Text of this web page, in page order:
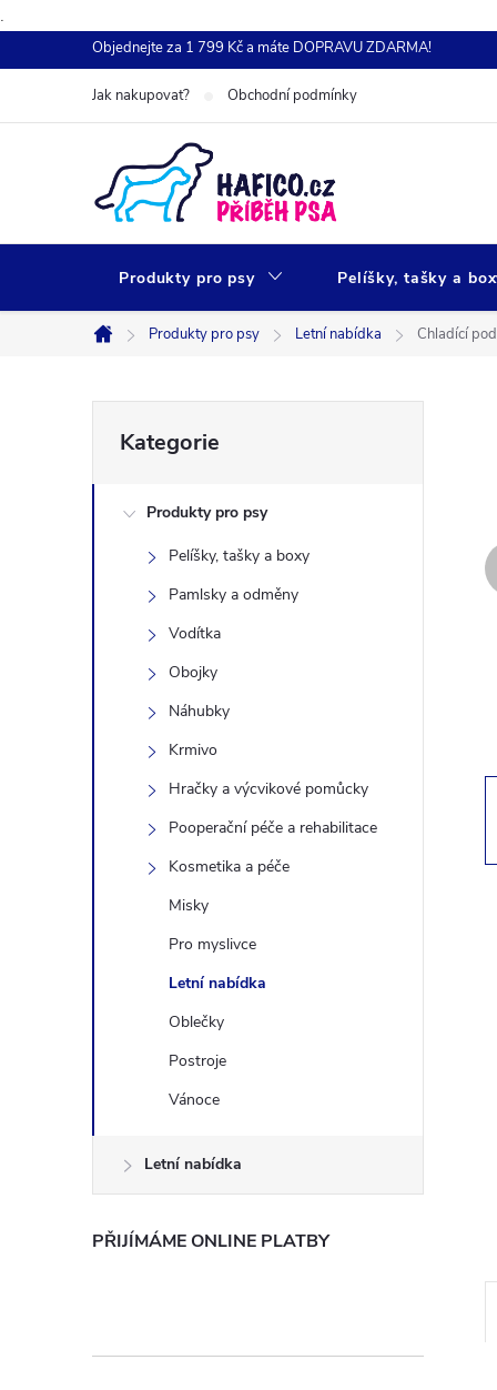
.
na
Objednejte za 1 799 Kč a máte DOPRAVU ZDARMA!
Jak nakupovat? Obchodní podmínky
Produkty pro psy Pelíšky, tašky a
Domů
Produkty pro psy Letní nabídka Chladící
o
l
kategorie
Kategorie
Produkty pro psy
Pelíšky, tašky a boxy
Pamlsky a odměny
Vodítka
Obojky
Náhubky
Krmivo
Hračky a výcvikové pomůcky
Pooperační péče a rehabilitace
Kosmetika a péče
Misky
Pro myslivce
Letní nabídka
Oblečky
Postroje
Vánoce
Letní nabídka
PŘIJÍMÁME ONLINE PLATBY